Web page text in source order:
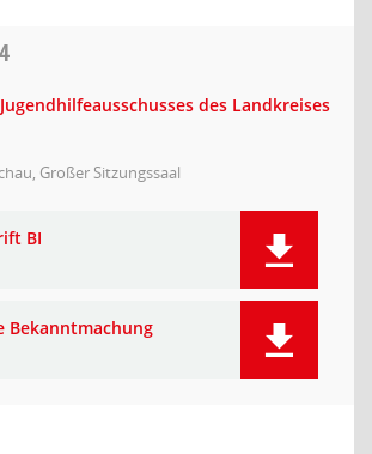
des Landkreises
Großer Sitzungssaal
BI
Bekanntmachung